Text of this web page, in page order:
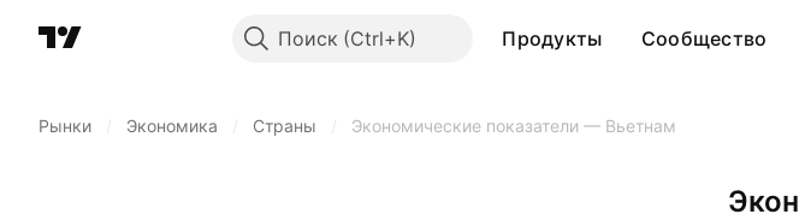
Поиск Продукты Сообщество
Рынки Экономика Страны Экономические показатели — Вьетнам